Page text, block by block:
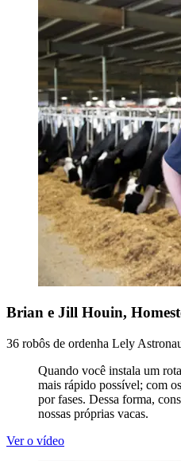
Brian e Jill Houin,
36 robôs de ordenha Lely
Quando você instala um
mais rápido possível; com
por fases. Dessa forma,
nossas próprias vacas.
Ver o vídeo